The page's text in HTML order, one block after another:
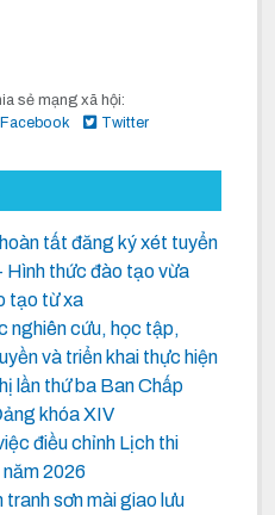
sẻ mạng xã hội:
Facebook
Twitter
tất đăng ký xét tuyển
Hình thức đào tạo vừa
tạo từ xa
nghiên cứu, học tập,
và triển khai thực hiện
lần thứ ba Ban Chấp
khóa XIV
điều chỉnh Lịch thi
2026
tranh sơn mài giao lưu